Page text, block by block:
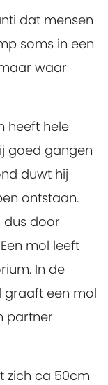
dat mensen
soms in een
waar
heeft hele
goed gangen
duwt hij
ontstaan.
dus door
mol leeft
In de
graaft een mol
partner
zich ca 50cm